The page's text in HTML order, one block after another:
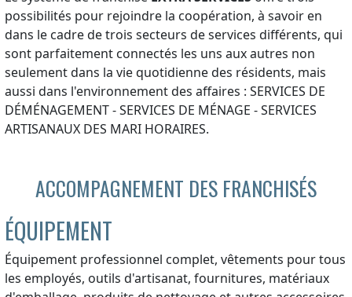
possibilités pour rejoindre la coopération, à savoir en
dans le cadre de trois secteurs de services différents, qui
sont parfaitement connectés les uns aux autres non
seulement dans la vie quotidienne des résidents, mais
aussi dans l'environnement des affaires : SERVICES DE
DÉMÉNAGEMENT - SERVICES DE MÉNAGE - SERVICES
ARTISANAUX DES MARI HORAIRES.
ACCOMPAGNEMENT DES FRANCHISÉS
ÉQUIPEMENT
Équipement professionnel complet, vêtements pour tous
les employés, outils d'artisanat, fournitures, matériaux